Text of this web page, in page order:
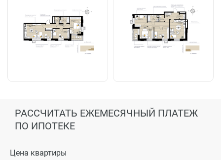
РАССЧИТАТЬ ЕЖЕМЕСЯЧНЫЙ ПЛАТЕЖ
ПО ИПОТЕКЕ
Цена квартиры